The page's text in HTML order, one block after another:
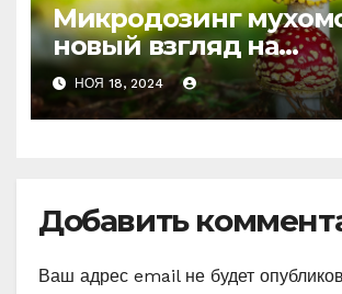
Микродозинг
новый взгляд на
психоделику
НОЯ 18, 2024
Добавить
Ваш адрес email не будет